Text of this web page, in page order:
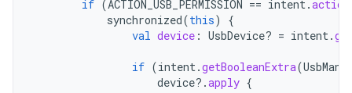
if (ACTION_USB_PERMISSION == intent.action
synchronized(this)
{
val device : UsbDevice? = intent.
if (intent.getBooleanExtra(
device?.apply {